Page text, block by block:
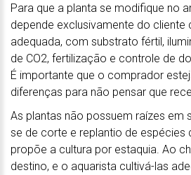
Para que a planta se modifique no
depende exclusivamente do cliente
adequada, com substrato fértil,
de CO2, fertilização e controle de
É importante que o comprador
diferenças para não pensar que
As plantas não possuem raízes em
se de corte e replantio de espécies
propõe a cultura por estaquia. Ao
destino, e o aquarista cultivá-las